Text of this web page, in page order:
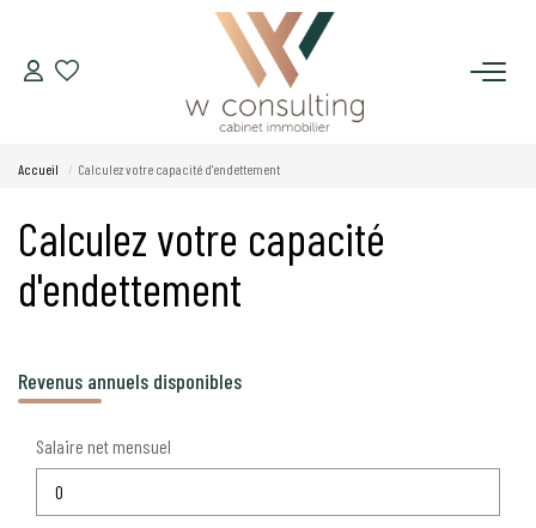
ACQUÉRIR
LOUER
Accueil Calculez votre capacité d'endettement
Calculez votre capacité
d'endettement
Revenus annuels disponibles
Salaire net mensuel